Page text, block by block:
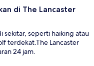
di The Lancaster
sekitar, seperti haiking atau
terdekat.The Lancaster
24 jam.